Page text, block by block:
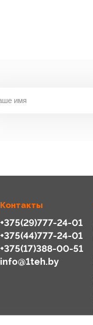
Контакты
+375(29)777-24-01
+375(44)777-24-01
+375(17)388-00-51
info@1teh.by